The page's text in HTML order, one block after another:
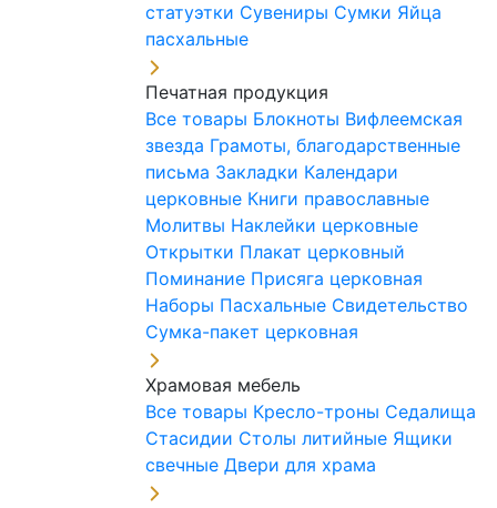
статуэтки Сувениры Сумки Яйца
пасхальные
Печатная продукция
Все товары Блокноты Вифлеемская
звезда Грамоты, благодарственные
письма Закладки Календари
церковные Книги православные
Молитвы Наклейки церковные
Открытки Плакат церковный
Поминание Присяга церковная
Наборы Пасхальные Свидетельство
Сумка-пакет церковная
Храмовая мебель
Все товары Кресло-троны Седалища
Стасидии Столы литийные Ящики
свечные Двери для храма